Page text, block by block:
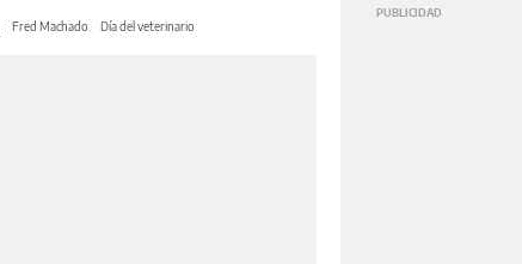
Fred Machado Día del veterinario